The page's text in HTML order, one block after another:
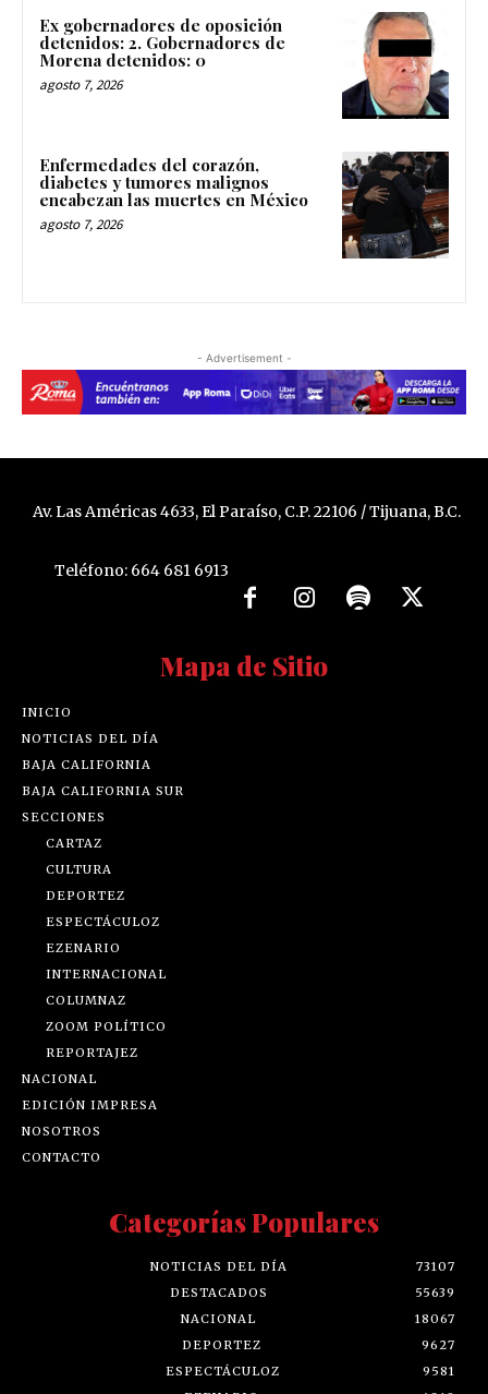
Ex gobernadores de oposición
detenidos: 2. Gobernadores de
Morena detenidos: 0
agosto 7, 2026
Enfermedades del corazón,
diabetes y tumores malignos
encabezan las muertes en México
agosto 7, 2026
- Advertisement -
Av. Las Américas 4633, El Paraíso, C.P. 22106 / Tijuana, B.C.
Teléfono: 664 681 6913
Mapa de Sitio
INICIO
NOTICIAS DEL DÍA
BAJA CALIFORNIA
BAJA CALIFORNIA SUR
SECCIONES
CARTAZ
CULTURA
DEPORTEZ
ESPECTÁCULOZ
EZENARIO
INTERNACIONAL
COLUMNAZ
ZOOM POLÍTICO
REPORTAJEZ
NACIONAL
EDICIÓN IMPRESA
NOSOTROS
CONTACTO
Categorías Populares
NOTICIAS DEL DÍA
73107
DESTACADOS
55639
NACIONAL
18067
DEPORTEZ
9627
ESPECTÁCULOZ
9581